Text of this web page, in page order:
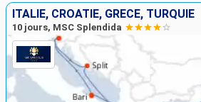
ITALIE, CROATIE, GRÈCE, TURQUIE
10 jours, MSC Splendida